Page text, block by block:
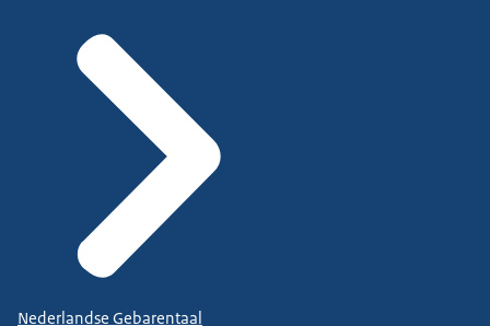
Nederlandse Gebarentaal